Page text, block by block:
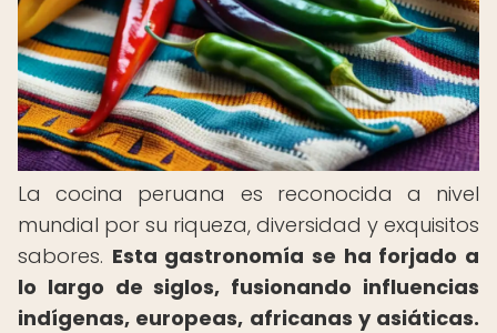
La cocina peruana es reconocida a nivel
mundial por su riqueza, diversidad y exquisitos
sabores. Esta gastronomía se ha forjado a
lo largo de siglos, fusionando influencias
indígenas, europeas, africanas y asiáticas.